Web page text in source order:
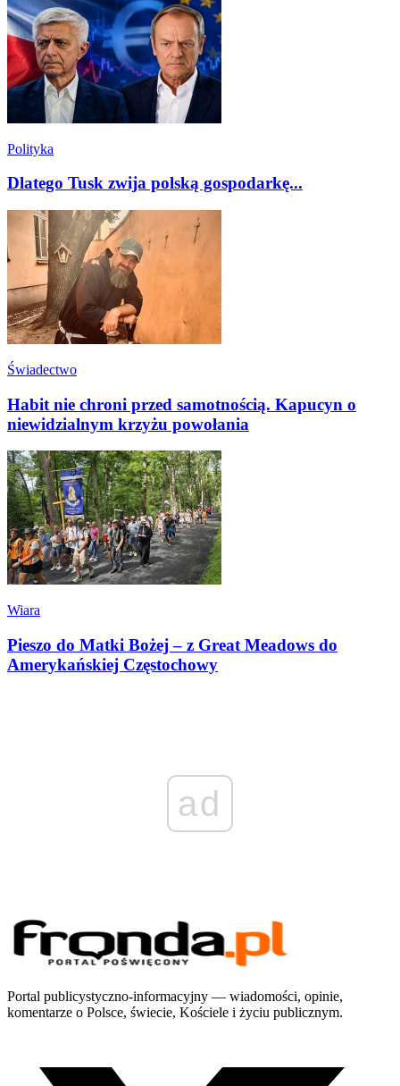
Polityka
Dlatego Tusk zwija polską gospodarkę...
Świadectwo
Habit nie chroni przed samotnością. Kapucyn o
niewidzialnym krzyżu powołania
Wiara
Pieszo do Matki Bożej – z Great Meadows do
Amerykańskiej Częstochowy
ad
Portal publicystyczno-informacyjny — wiadomości, opinie,
komentarze o Polsce, świecie, Kościele i życiu publicznym.